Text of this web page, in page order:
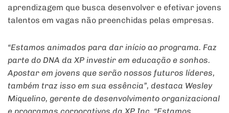
aprendizagem que busca desenvolver e efetivar jovens
talentos em vagas não preenchidas pelas empresas.
“Estamos animados para dar início ao programa. Faz
parte do DNA da XP investir em educação e sonhos.
Apostar em jovens que serão nossos futuros líderes,
também traz isso em sua essência”, destaca Wesley
Miquelino, gerente de desenvolvimento organizacional
e programas corporativos da XP Inc. “Estamos